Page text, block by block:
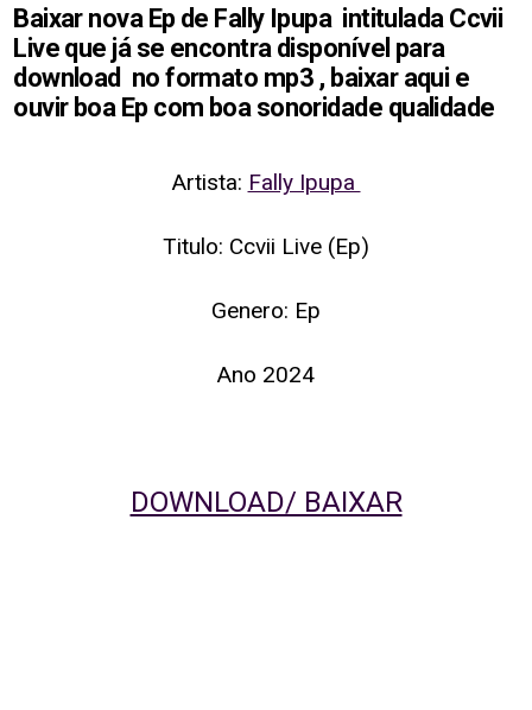
Baixar nova Ep de Fally Ipupa intitulada Ccvii
Live que já se encontra disponível para
download no formato mp3 , baixar aqui e
ouvir boa Ep com boa sonoridade qualidade
Artista: Fally Ipupa
Titulo: Ccvii Live (Ep)
Genero: Ep
Ano 2024
DOWNLOAD/ BAIXAR